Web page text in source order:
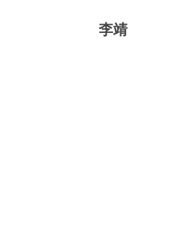
李靖